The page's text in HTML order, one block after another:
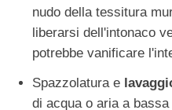
nudo della tessitura
liberarsi dell'intonaco
potrebbe vanificare
Spazzolatura e
di acqua o aria a